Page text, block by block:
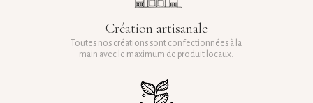
Création artisanale
Toutes nos créations sont confectionnées à la
main avec le maximum de produit locaux.